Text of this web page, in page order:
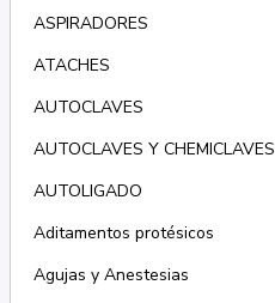
ASPIRADORES
ATACHES
AUTOCLAVES
AUTOCLAVES Y CHEMICLAVES
AUTOLIGADO
Aditamentos protésicos
Agujas y Anestesias